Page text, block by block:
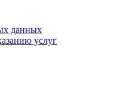
данных
услуг